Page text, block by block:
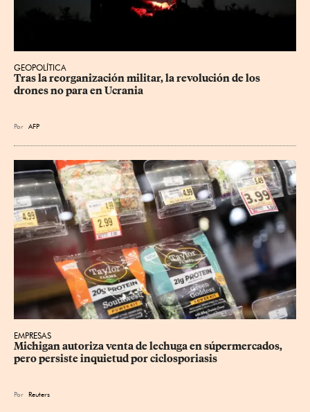
GEOPOLÍTICA
Tras la reorganización militar, la revolución de los
drones no para en Ucrania
Por AFP
EMPRESAS
Michigan autoriza venta de lechuga en súpermercados,
pero persiste inquietud por ciclosporiasis
Por Reuters